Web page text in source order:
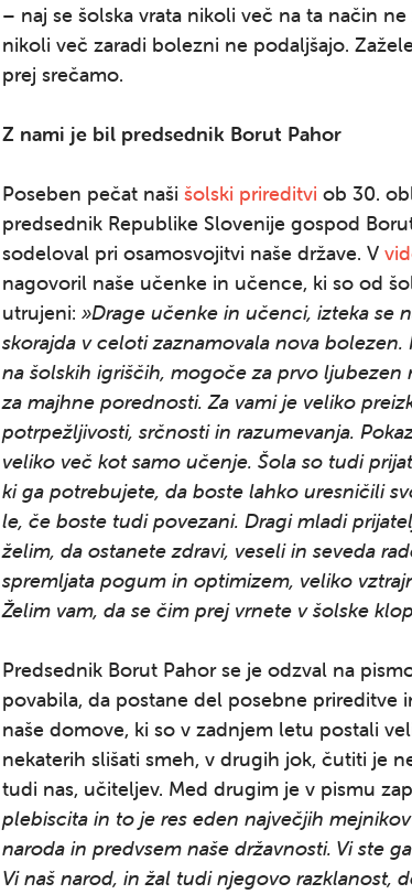
– naj se šolska vrata nikoli več na ta način
nikoli več zaradi bolezni ne podaljšajo.
prej srečamo.
Z nami je bil predsednik Borut Pahor
Poseben pečat naši šolski prireditvi ob 30.
predsednik Republike Slovenije gospod
sodeloval pri osamosvojitvi naše države. V
nagovoril naše učenke in učence, ki so od
utrujeni: »Drage učenke in učenci, izteka se
skorajda v celoti zaznamovala nova bolezen.
na šolskih igriščih, mogoče za prvo ljubezen
za majhne porednosti. Za vami je veliko
potrpežljivosti, srčnosti in razumevanja.
veliko več kot samo učenje. Šola so tudi
ki ga potrebujete, da boste lahko uresničili
le, če boste tudi povezani. Dragi mladi
želim, da ostanete zdravi, veseli in seveda
spremljata pogum in optimizem, veliko
Želim vam, da se čim prej vrnete v šolske
Predsednik Borut Pahor se je odzval na
povabila, da postane del posebne prireditve
naše domove, ki so v zadnjem letu postali
nekaterih slišati smeh, v drugih jok, čutiti je
tudi nas, učiteljev. Med drugim je v pismu
plebiscita in to je res eden največjih
naroda in predvsem naše državnosti. Vi ste
Vi naš narod, in žal tudi njegovo razklanost,